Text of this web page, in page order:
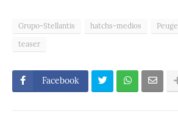
Grupo-Stellantis hatchs-medios
teaser
Facebook